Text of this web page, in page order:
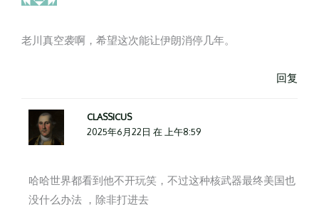
老川真空袭啊，希望这次能让伊朗消停几年。
回复
CLASSICUS
2025年6月22日 在 上午8:59
哈哈世界都看到他不开玩笑，不过这种核武器最终美国也
没什么办法 ，除非打进去